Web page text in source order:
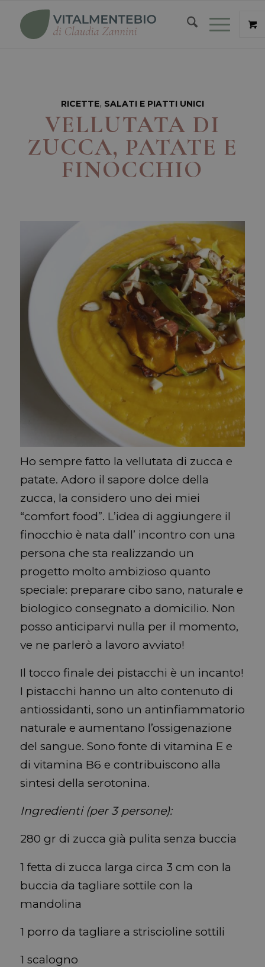
RICETTE, SALATI E PIATTI UNICI
VELLUTATA DI
ZUCCA, PATATE E
FINOCCHIO
Ho sempre fatto la vellutata di zucca e
patate. Adoro il sapore dolce della
zucca, la considero uno dei miei
“comfort food”. L’idea di aggiungere il
finocchio è nata dall’ incontro con una
persona che sta realizzando un
progetto molto ambizioso quanto
speciale: preparare cibo sano, naturale e
biologico consegnato a domicilio. Non
posso anticiparvi nulla per il momento,
ve ne parlerò a lavoro avviato!
Il tocco finale dei pistacchi è un incanto!
I pistacchi hanno un alto contenuto di
antiossidanti, sono un antinfiammatorio
naturale e aumentano l’ossigenazione
del sangue. Sono fonte di vitamina E e
di vitamina B6 e contribuiscono alla
sintesi della serotonina.
Ingredienti (per 3 persone):
280 gr di zucca già pulita senza buccia
1 fetta di zucca larga circa 3 cm con la
buccia da tagliare sottile con la
mandolina
1 porro da tagliare a striscioline sottili
1 scalogno